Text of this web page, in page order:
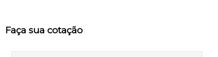
Faça sua cotação